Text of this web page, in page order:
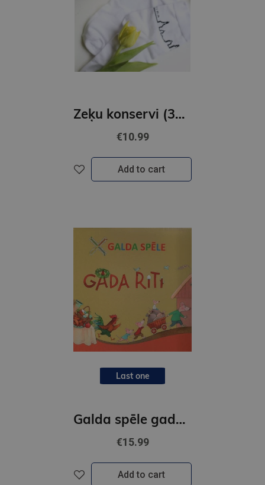
Zeķu konservi (35-40) sieviešu
€10.99
Add to cart
Last one
Galda spēle gada riti
€15.99
Add to cart